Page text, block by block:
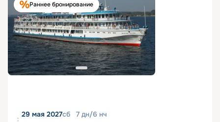
Раннее бронирование
29 мая 2027сб 7 дн/6 нч